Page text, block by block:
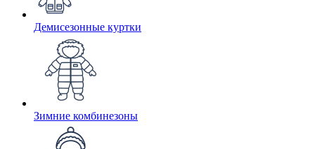
Демисезонные куртки
Зимние комбинезоны